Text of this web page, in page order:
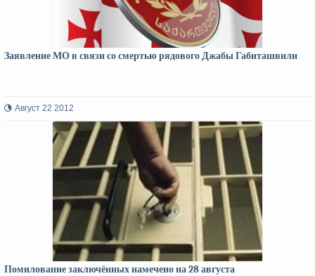
Заявление МО в связи со смертью рядового Джабы Габиташвили
Август 22 2012
Помилование заключённых намечено на 28 августа